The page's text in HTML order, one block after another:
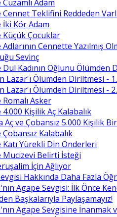
Cüzamlı Adam
Cennet Teklifini Reddeden
İki Kör Adam
Küçük Çocuklar
Adlarının Cennette Yazılmış
Sevinç
Dul Kadının Oğlunu Ölümden
Lazar'ı Ölümden Diriltmesi -
Lazar'ı Ölümden Diriltmesi -
Romalı Asker
4.000 Kişilik Aç Kalabalık
Aç ve Çobansız 5.000 Kişilik
Çobansız Kalabalık
Katı Yürekli Din Önderleri
Mucizevi Belirti İsteği
İçin Ağlıyor
Hakkında Daha Fazla
Agape Sevgisi: İlk Önce
Başkalarıyla Paylaşamayız!
Agape Sevgisine İnanmak